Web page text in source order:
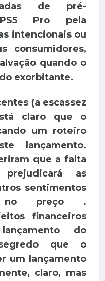
de pré-
Pro pela
intencionais ou
consumidores,
quando o
exorbitante.
(a escassez
claro que o
um roteiro
lançamento.
que a falta
prejudicará as
sentimentos
no preço .
financeiros
do
que o
um lançamento
claro, mas